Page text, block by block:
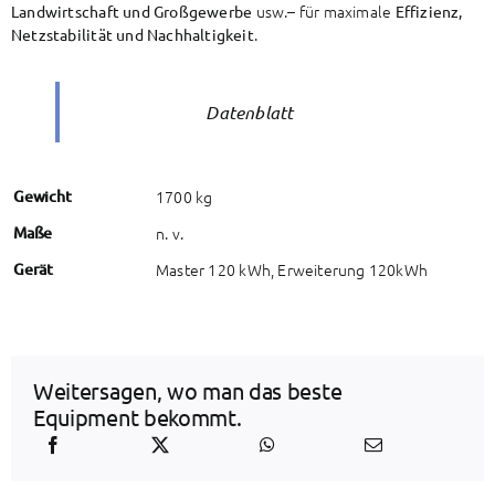
Landwirtschaft und Großgewerbe usw.– für maximale Effizienz,
Netzstabilität und Nachhaltigkeit.
Datenblatt
Gewicht 1700 kg
Maße n. v.
Gerät Master 120 kWh, Erweiterung 120kWh
Weitersagen, wo man das beste
Equipment bekommt.